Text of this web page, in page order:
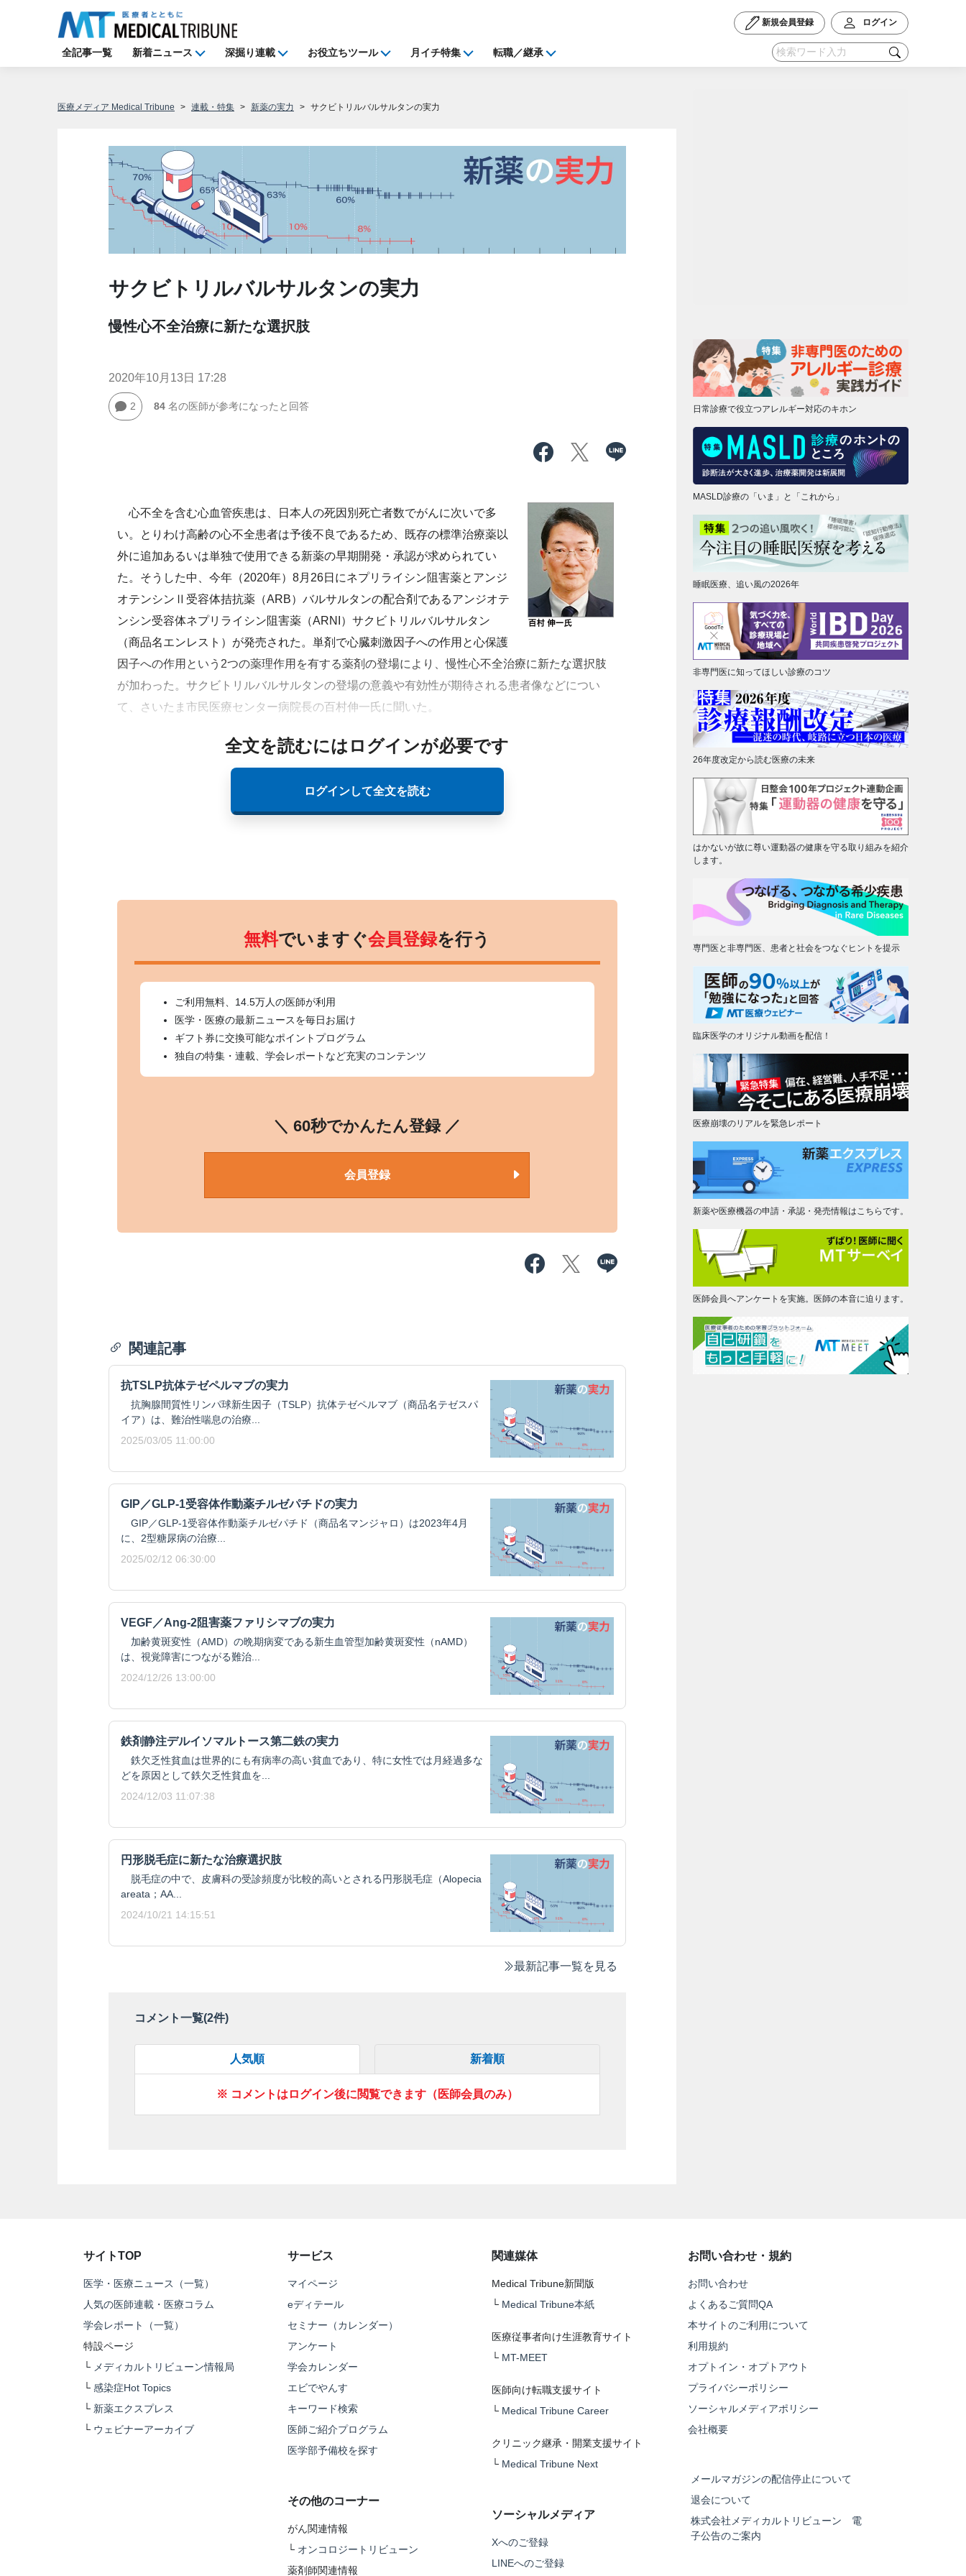
新規会員登録 ログイン
全記事一覧 新着ニュース 深掘り連載 お役立ちツール 月イチ特集 転職／継承
医療メディア Medical Tribune 連載・特集 新薬の実力 サクビトリルバルサルタンの実力
サクビトリルバルサルタンの実力
慢性心不全治療に新たな選択肢
2020年10月13日 17:28
2 84名の医師が参考になったと回答
心不全を含む心血管疾患は、日本人の死因別死亡者数でがんに次いで多
い。とりわけ高齢の心不全患者は予後不良であるため、既存の標準治療薬以
外に追加あるいは単独で使用できる新薬の早期開発・承認が求められてい
た。そうした中、今年（2020年）8月26日にネプリライシン阻害薬とアンジ
オテンシンⅡ受容体拮抗薬（ARB）バルサルタンの配合剤であるアンジオテ
ンシン受容体ネプリライシン阻害薬（ARNI）サクビトリルバルサルタン
（商品名エンレスト）が発売された。単剤で心臓刺激因子への作用と心保護
因子への作用という2つの薬理作用を有する薬剤の登場により、慢性心不全治療に新たな選択肢
が加わった。サクビトリルバルサルタンの登場の意義や有効性が期待される患者像などについ
て、さいたま市民医療センター病院長の百村伸一氏に聞いた。
全文を読むにはログインが必要です
ログインして全文を読む
無料でいますぐ会員登録を行う
ご利用無料、14.5万人の医師が利用
医学・医療の最新ニュースを毎日お届け
ギフト券に交換可能なポイントプログラム
独自の特集・連載、学会レポートなど充実のコンテンツ
＼ 60秒でかんたん登録 ／
会員登録
関連記事
抗TSLP抗体テゼペルマブの実力
抗胸腺間質性リンパ球新生因子（TSLP）抗体テゼペルマブ（商品名テゼスパ
イア）は、難治性喘息の治療...
2025/03/05 11:00:00
GIP／GLP-1受容体作動薬チルゼパチドの実力
GIP／GLP-1受容体作動薬チルゼパチド（商品名マンジャロ）は2023年4月
に、2型糖尿病の治療...
2025/02/12 06:30:00
VEGF／Ang-2阻害薬ファリシマブの実力
加齢黄斑変性（AMD）の晩期病変である新生血管型加齢黄斑変性（nAMD）
は、視覚障害につながる難治...
2024/12/26 13:00:00
鉄剤静注デルイソマルトース第二鉄の実力
鉄欠乏性貧血は世界的にも有病率の高い貧血であり、特に女性では月経過多な
どを原因として鉄欠乏性貧血を...
2024/12/03 11:07:38
円形脱毛症に新たな治療選択肢
脱毛症の中で、皮膚科の受診頻度が比較的高いとされる円形脱毛症（Alopecia
areata；AA...
2024/10/21 14:15:51
最新記事一覧を見る
コメント一覧(2件)
人気順 新着順
※ コメントはログイン後に閲覧できます（医師会員のみ）
日常診療で役立つアレルギー対応のキホン
MASLD診療の「いま」と「これから」
睡眠医療、追い風の2026年
非専門医に知ってほしい診療のコツ
26年度改定から読む医療の未来
はかないが故に尊い運動器の健康を守る取り組みを紹介
します。
専門医と非専門医、患者と社会をつなぐヒントを提示
臨床医学のオリジナル動画を配信！
医療崩壊のリアルを緊急レポート
新薬や医療機器の申請・承認・発売情報はこちらです。
医師会員へアンケートを実施。医師の本音に迫ります。
サイトTOP
医学・医療ニュース（一覧）
人気の医師連載・医療コラム
学会レポート（一覧）
特設ページ
└ メディカルトリビューン情報局
└ 感染症Hot Topics
└ 新薬エクスプレス
└ ウェビナーアーカイブ
サービス
マイページ
eディテール
セミナー（カレンダー）
アンケート
学会カレンダー
エビでやんす
キーワード検索
医師ご紹介プログラム
医学部予備校を探す
その他のコーナー
がん関連情報
└ オンコロジートリビューン
薬剤師関連情報
関連媒体
Medical Tribune新聞版
└ Medical Tribune本紙
医療従事者向け生涯教育サイト
└ MT-MEET
医師向け転職支援サイト
└ Medical Tribune Career
クリニック継承・開業支援サイト
└ Medical Tribune Next
ソーシャルメディア
Xへのご登録
LINEへのご登録
お問い合わせ・規約
お問い合わせ
よくあるご質問QA
本サイトのご利用について
利用規約
オプトイン・オプトアウト
プライバシーポリシー
ソーシャルメディアポリシー
会社概要
メールマガジンの配信停止について
退会について
株式会社メディカルトリビューン 電
子公告のご案内